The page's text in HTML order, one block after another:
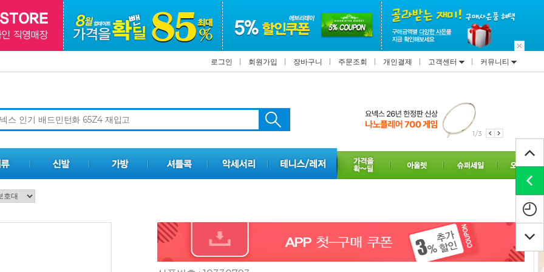
로그인 회원가입 장바구니 주문조회 개인결제 고객센터 커뮤니티
1/3